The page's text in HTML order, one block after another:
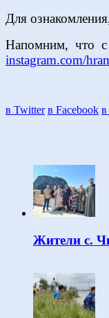
Для
Напомним, что с
instagram.com/
в Twitter в Facebook в
Жители с.